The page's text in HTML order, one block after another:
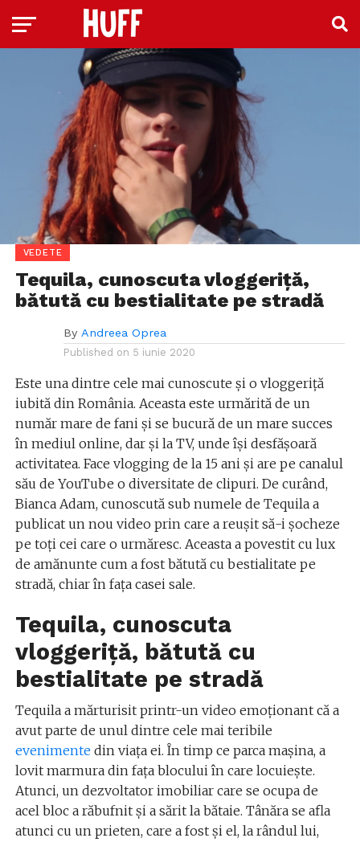
VEDETE
Tequila, cunoscuta vloggeriță,
bătută cu bestialitate pe stradă
By Andreea Oprea
Published on 5 iunie 2020
Este una dintre cele mai cunoscute și o vloggeriță
iubită din România. Aceasta este urmărită de un
număr mare de fani și se bucură de un mare succes
în mediul online, dar și la TV, unde își desfășoară
activitatea. Face vlogging de la 15 ani și are pe canalul
său de YouTube o diversitate de clipuri. De curând,
Bianca Adam, cunoscută sub numele de Tequila a
publicat un nou video prin care a reușit să-i șocheze
pe toți cei care o urmăresc. Aceasta a povestit cu lux
de amănunte cum a fost bătută cu bestialitate pe
stradă, chiar în fața casei sale.
Tequila, cunoscuta
vloggeriță, bătută cu
bestialitate pe stradă
Tequila a mărturisit printr-un video emoționant că a
avut parte de unul dintre cele mai teribile
evenimentedin viața ei. În timp ce parca mașina, a
lovit marmura din fața blocului în care locuiește.
Atunci, un dezvoltator imobiliar care se ocupa de
acel bloc a răbufnit și a sărit la bătaie. Tânăra se afla
atunci cu un prieten, care a fost și el, la rândul lui,